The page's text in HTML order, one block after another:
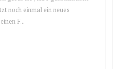
noch einmal ein neues
F...